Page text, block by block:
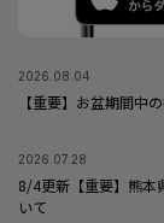
2026.08.04
【重要】お盆期間中
2026.07.28
8/4更新【重要】熊本
いて